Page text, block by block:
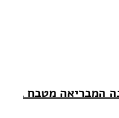
המבריאה מטבח בריא